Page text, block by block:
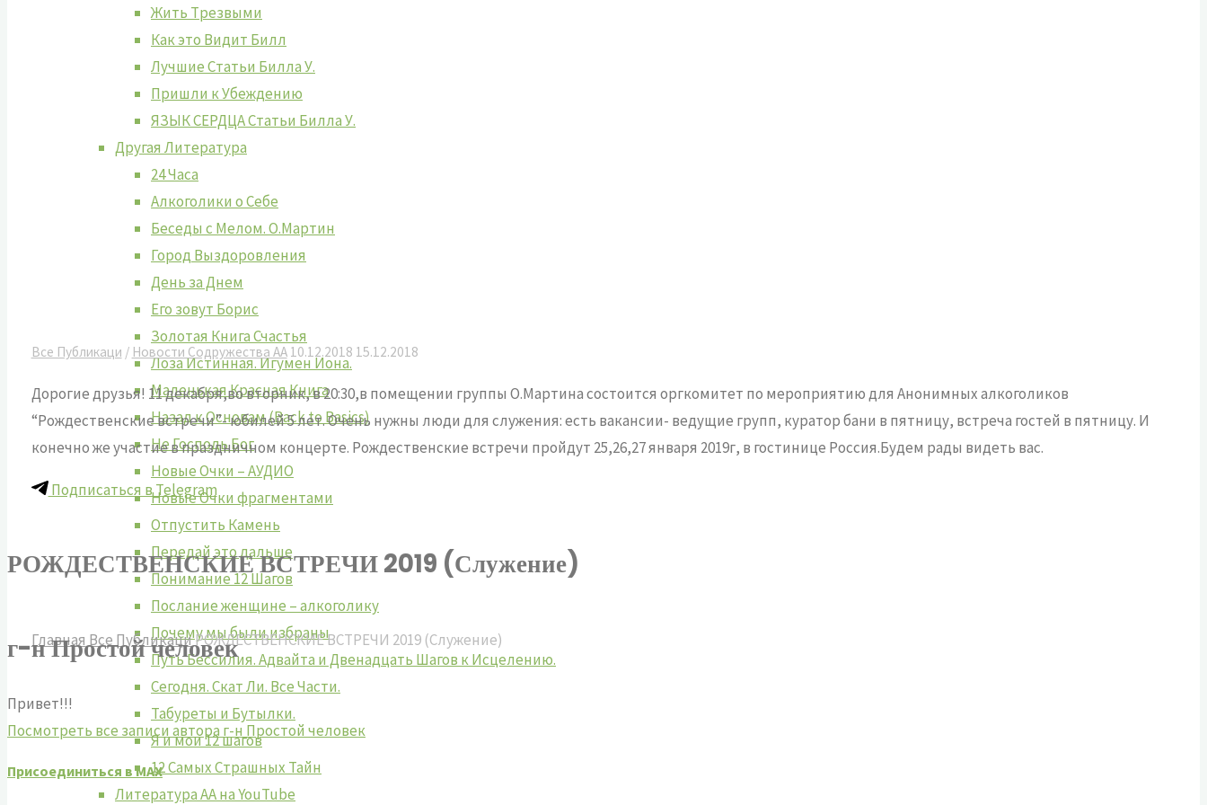
Жить Tрезвыми
Как это Видит Билл
Лучшие Cтатьи Билла У.
Пришли к Убеждению
ЯЗЫК СЕРДЦА Статьи Билла У.
Другая Литература
24 Часа
Алкоголики о Себе
Беседы с Мелом. О.Мартин
Город Выздоровления
День за Днем
Его зовут Борис
Золотая Книга Счастья
Лоза Истинная. Игумен Иона.
Маленькая Красная Книга
Назад к Основам (Back to Basics)
Не Господь Бог
Новые Очки – АУДИО
Новые Очки фрагментами
Отпустить Камень
Передай это дальше
Понимание 12 Шагов
Послание женщине – алкоголику
Почему мы были избраны
Путь Бессилия. Адвайта и Двенадцать Шагов к Исцелению.
Сегодня. Скат Ли. Все Части.
Табуреты и Бутылки.
Я и мои 12 шагов
12 Самых Страшных Тайн
Литература АА на YouTube
РОЖДЕСТВЕНСКИЕ ВСТРЕЧИ 2019 (Служение)
Главная Все ПубликациРОЖДЕСТВЕНСКИЕ ВСТРЕЧИ 2019 (Служение)
Все Публикаци / Новости Содружества АА 10.12.2018 15.12.2018
Дорогие друзья! 11 декабря,во вторник, в 20:30,в помещении группы О.Мартина состоится оргкомитет по мероприятию для Анонимных алкоголиков
“Рождественские встречи”- юбилей 5 лет. Очень нужны люди для служения: есть вакансии- ведущие групп, куратор бани в пятницу, встреча гостей в пятницу. И
конечно же участие в праздничном концерте. Рождественские встречи пройдут 25,26,27 января 2019г, в гостинице Россия.Будем рады видеть вас.
Подписаться в Telegram
г-н Простой человек
Привет!!!
Посмотреть все записи автора г-н Простой человек
Присоединиться в MAX